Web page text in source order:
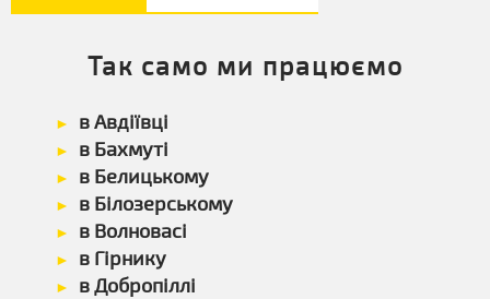
Так само ми працюємо
в Авдіївці
в Бахмуті
в Белицькому
в Білозерському
в Волновасі
в Гірнику
в Добропіллі